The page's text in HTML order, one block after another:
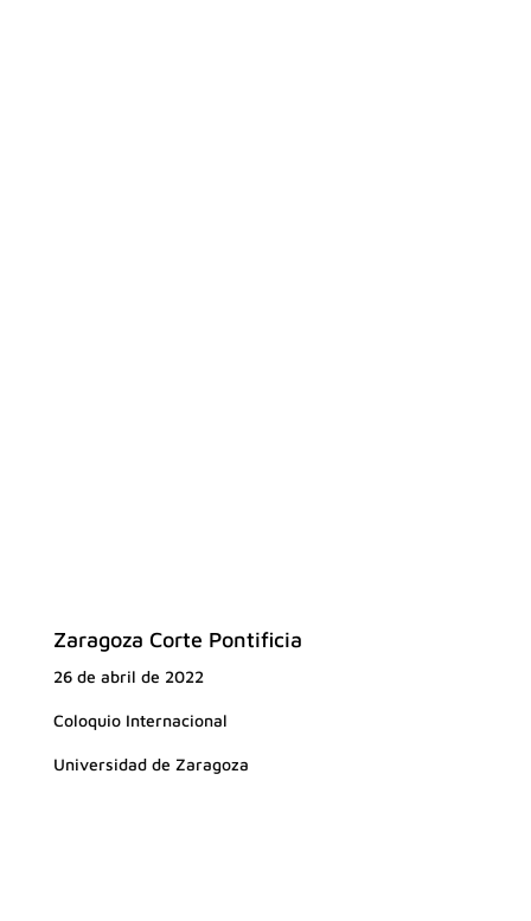
Zaragoza Corte Pontificia
26 de abril de 2022
Coloquio Internacional
Universidad de Zaragoza